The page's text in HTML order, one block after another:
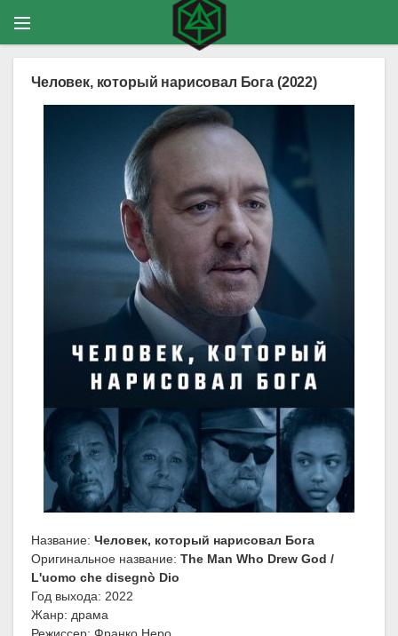
Человек, который нарисовал Бога (2022)
Название: Человек, который нарисовал Бога
Оригинальное название: The Man Who Drew God /
L'uomo che disegnò Dio
Год выхода: 2022
Жанр: драма